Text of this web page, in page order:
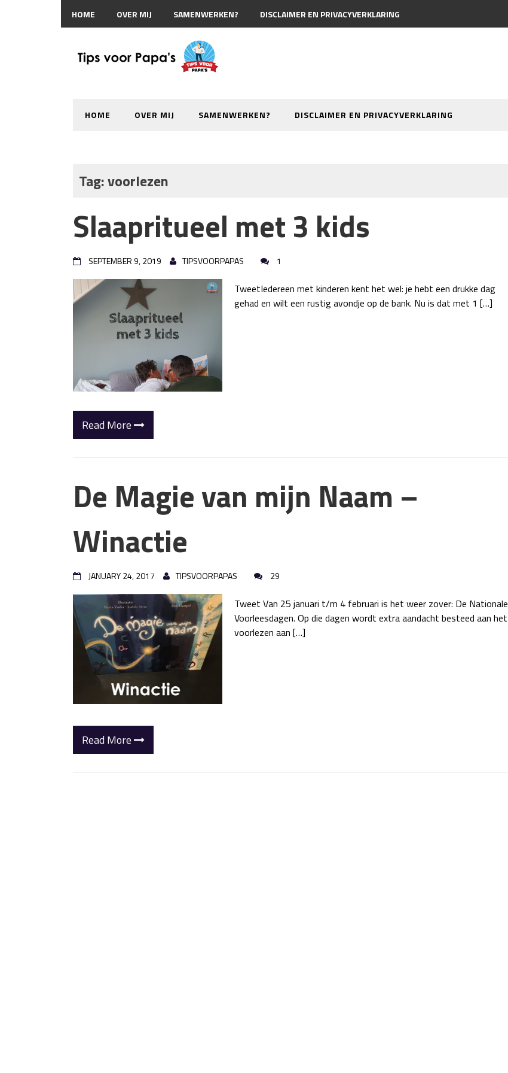
HOME OVER MIJ SAMENWERKEN? DISCLAIMER EN PRIVACYVERKLARING
HOME OVER MIJ SAMENWERKEN? DISCLAIMER EN PRIVACYVERKLARING
Tag:voorlezen
Slaapritueel met 3 kids
SEPTEMBER 9, 2019 TIPSVOORPAPAS 1
TweetIedereen met kinderen kent het wel: je hebt een drukke dag
gehad en wilt een rustig avondje op de bank. Nu is dat met 1 […]
Read More
De Magie van mijn Naam –
Winactie
JANUARY 24, 2017 TIPSVOORPAPAS 29
Tweet Van 25 januari t/m 4 februari is het weer zover: De Nationale
Voorleesdagen. Op die dagen wordt extra aandacht besteed aan het
voorlezen aan […]
Read More